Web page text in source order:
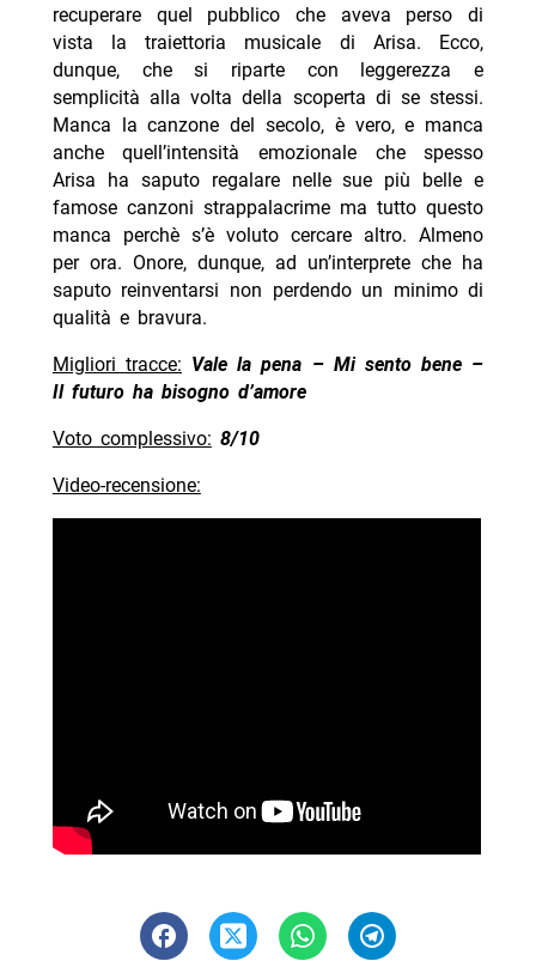
recuperare quel pubblico che aveva perso di
vista la traiettoria musicale di Arisa. Ecco,
dunque, che si riparte con leggerezza e
semplicità alla volta della scoperta di se stessi.
Manca la canzone del secolo, è vero, e manca
anche quell’intensità emozionale che spesso
Arisa ha saputo regalare nelle sue più belle e
famose canzoni strappalacrime ma tutto questo
manca perchè s’è voluto cercare altro. Almeno
per ora. Onore, dunque, ad un’interprete che ha
saputo reinventarsi non perdendo un minimo di
qualità e bravura.
Migliori tracce: Vale la pena – Mi sento bene –
Il futuro ha bisogno d’amore
Voto complessivo: 8/10
Video-recensione: